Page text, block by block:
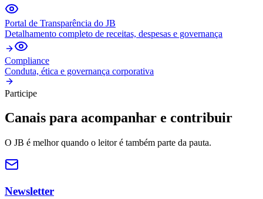
Portal de Transparência do JB
Detalhamento completo de receitas, despesas e governança
Compliance
Conduta, ética e governança corporativa
Participe
Canais para acompanhar e contribuir
O JB é melhor quando o leitor é também parte da pauta.
Newsletter